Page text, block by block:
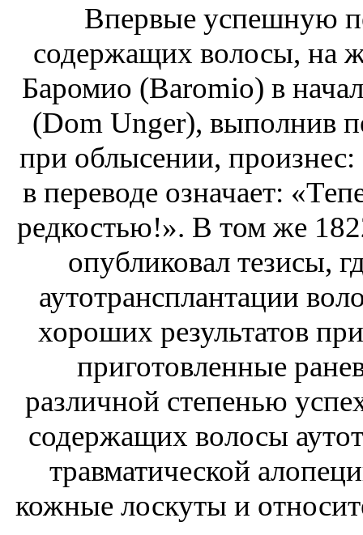
Впервые успешную
содержащих волосы, на
Баромио (Baromio) в
(Dom Unger), выполнив
при облысении,
в переводе означает:
редкостью!». В том же
опубликовал тезисы,
аутотрансплантации
хороших результатов
приготов­ленные
различной степенью
содержащих волосы
травматической
кожные лос­куты и